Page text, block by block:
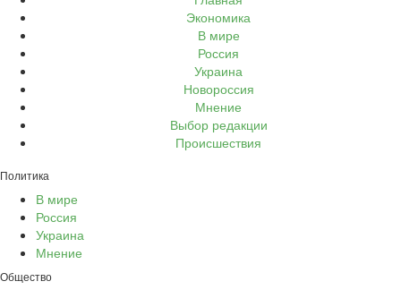
Экономика
В мире
Россия
Украина
Новороссия
Мнение
Выбор редакции
Происшествия
Политика
В мире
Россия
Украина
Мнение
Общество